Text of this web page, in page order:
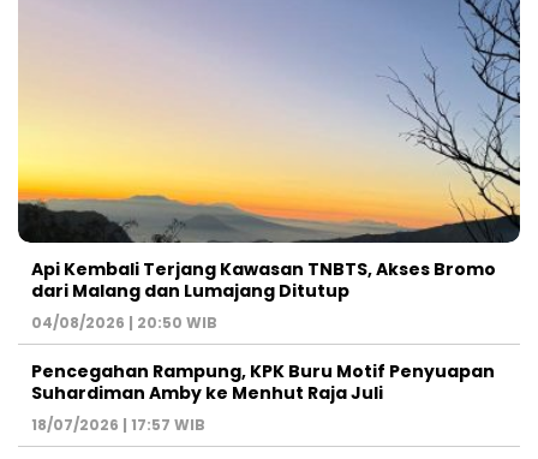
Api Kembali Terjang Kawasan TNBTS, Akses Bromo
dari Malang dan Lumajang Ditutup
04/08/2026 | 20:50 WIB
Pencegahan Rampung, KPK Buru Motif Penyuapan
Suhardiman Amby ke Menhut Raja Juli
18/07/2026 | 17:57 WIB